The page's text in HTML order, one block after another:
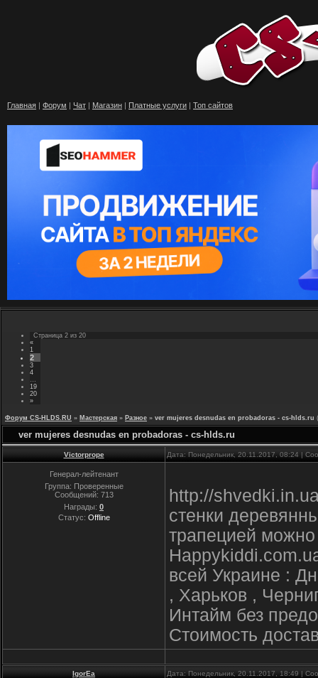
Главная | Форум | Чат | Магазин | Платные услуги | Топ сайтов
Страница 2 из 20
«
1
2
3
4
19
20
»
Форум CS-HLDS.RU » Мастерская » Разное » ver mujeres desnudas en probadoras - cs-hlds.ru
ver mujeres desnudas en probadoras - cs-hlds.ru
Victorprope Дата: Понедельник, 20.11.2017, 08:24 |
Генерал-лейтенант
Группа: Проверенные
Сообщений: 713
Награды: 0
Статус: Offline
http://
стенки
трапецией можно
всей Украине :
, Харьков ,
Интайм без
Стоимость
IgorEa Дата: Понедельник, 20.11.2017, 18:49 |